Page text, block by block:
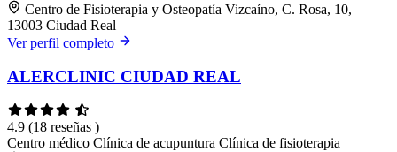
Centro de Fisioterapia y Osteopatía Vizcaíno, C. Rosa, 10,
13003 Ciudad Real
Ver perfil completo
ALERCLINIC CIUDAD REAL
4.9 (18 reseñas )
Centro médico Clínica de acupuntura Clínica de fisioterapia